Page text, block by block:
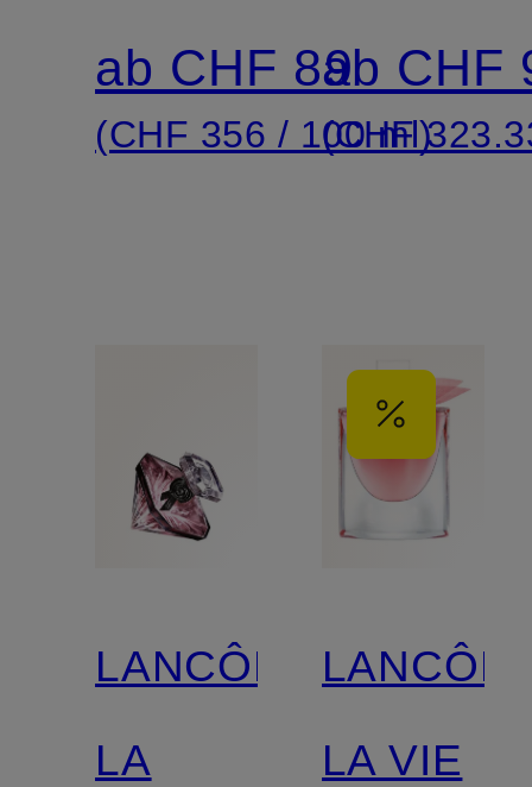
ab CHF 89
(CHF 356 / 100 ml)
ab CHF
(CHF
LANCÔME
LA
LA VIE